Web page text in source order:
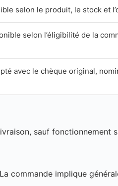
selon le produit, le stock et
selon l’éligibilité de la
avec le chèque original,
sauf fonctionnement
commande implique